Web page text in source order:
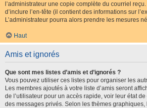
l’administrateur une copie complète du courriel
d’inclure l’en-tête (il contient des informations sur
L’administrateur pourra alors prendre les mesures
Haut
Amis et ignorés
Que sont mes listes d’amis et d’ignorés ?
Vous pouvez utiliser ces listes pour organiser les
Les membres ajoutés à votre liste d’amis seront
de l’utilisateur pour un accès rapide, voir leur état
des messages privés. Selon les thèmes